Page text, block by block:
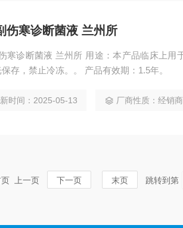
伤寒诊断菌液 兰州所
本产品临床上用于肥达氏(Widal)反应。 储存温度：2-
存，禁止冷冻。。 产品有效期：1.5年。
时间：2025-05-13 厂商性质：经销商
上一页 下一页 末页 跳转到第